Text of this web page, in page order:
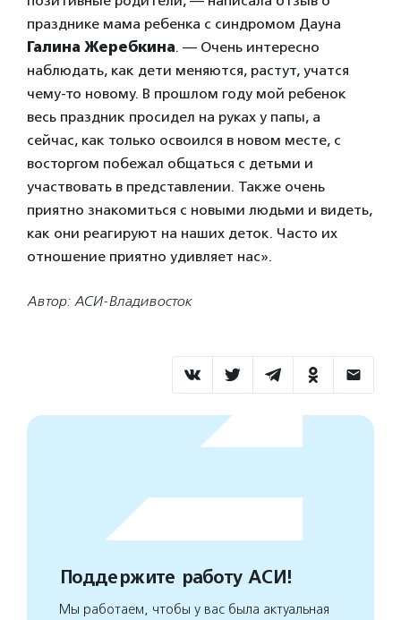
празднике мама ребенка с синдромом Дауна
Галина Жеребкина. — Очень интересно
наблюдать, как дети меняются, растут, учатся
чему-то новому. В прошлом году мой ребенок
весь праздник просидел на руках у папы, а
сейчас, как только освоился в новом месте, с
восторгом побежал общаться с детьми и
участвовать в представлении. Также очень
приятно знакомиться с новыми людьми и видеть,
как они реагируют на наших деток. Часто их
отношение приятно удивляет нас».
Автор: АСИ-Владивосток
Поддержите работу АСИ!
Мы работаем, чтобы у вас была актуальная